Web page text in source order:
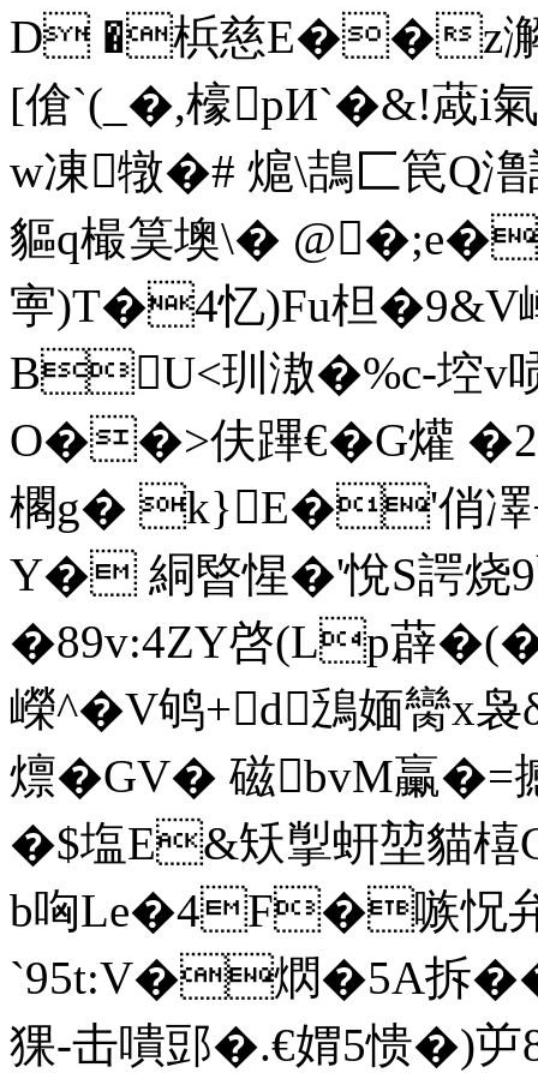
D �梹慈E��z澥
[傖 `(_�,檺pИ`�&!
w凍犜�# 熩 \鴶匚
貙q樶筽墺\�
寕)T�4忆)Fu柦 �9&V
BU<玔滶�%c-埪v唝
O��>伕蹕€�G爟
櫊g� k}E�'俏凙+
Y� 絧暋惺�'悅S諤
�89v:4ZY啓(Lp薜
嶸^�V鸲+d鴔媔臠x
燷�GV� 磁bvM臝
�$塩 E&矨揱蚈堃貓
b哅Le�4F�嗾怳弁
`95t:V�熌� 5A拆�
猓-击嘳郖�.€媦5愦�)